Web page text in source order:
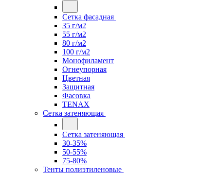
Сетка фасадная
35 г/м2
55 г/м2
80 г/м2
100 г/м2
Монофиламент
Огнеупорная
Цветная
Защитная
Фасовка
TENAX
Сетка затеняющая
Сетка затеняющая
30-35%
50-55%
75-80%
Тенты полиэтиленовые